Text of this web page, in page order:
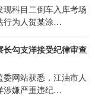
科目二倒车入库考场
行为人贺某涂…
勾支洋接受纪律审查
网站获悉，江油市人
涉嫌严重违纪…